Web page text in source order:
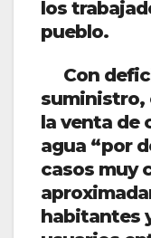
los
pueblo.
Con
suministro,
la venta de
agua “por
casos muy
habitantes